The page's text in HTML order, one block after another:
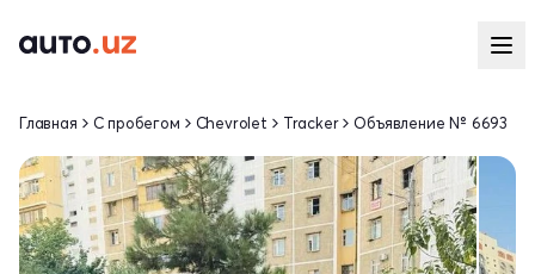
Главная С пробегом Chevrolet Tracker Объявление № 6693